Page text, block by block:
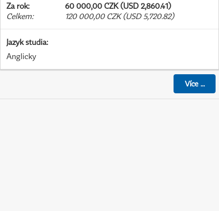
Za rok:
60 000,00 CZK (USD 2,860.41)
Celkem: 120 000,00 CZK (USD 5,720.82)
Jazyk studia:
Anglicky
Více...